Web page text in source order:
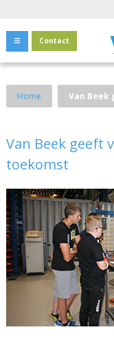
Contact
Home Van
Van Beek geeft
toekomst